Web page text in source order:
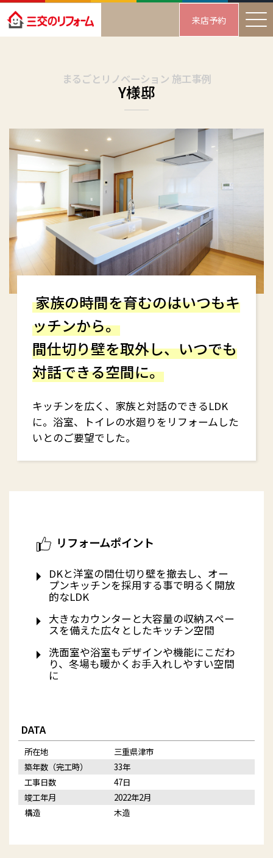
来店予約
まるごとリノベーション 施工事例
Y様邸
家族の時間を育むのはいつもキ
ッチンから。
間仕切り壁を取外し、いつでも
対話できる空間に。
キッチンを広く、家族と対話のできるLDK
に。浴室、トイレの水廻りをリフォームした
いとのご要望でした。
リフォームポイント
DKと洋室の間仕切り壁を撤去し、オー
プンキッチンを採用する事で明るく開放
的なLDK
大きなカウンターと大容量の収納スペー
スを備えた広々としたキッチン空間
洗面室や浴室もデザインや機能にこだわ
り、冬場も暖かくお手入れしやすい空間
に
DATA
所在地
三重県津市
築年数（完工時）
33年
工事日数
47日
竣工年月
2022年2月
構造
木造